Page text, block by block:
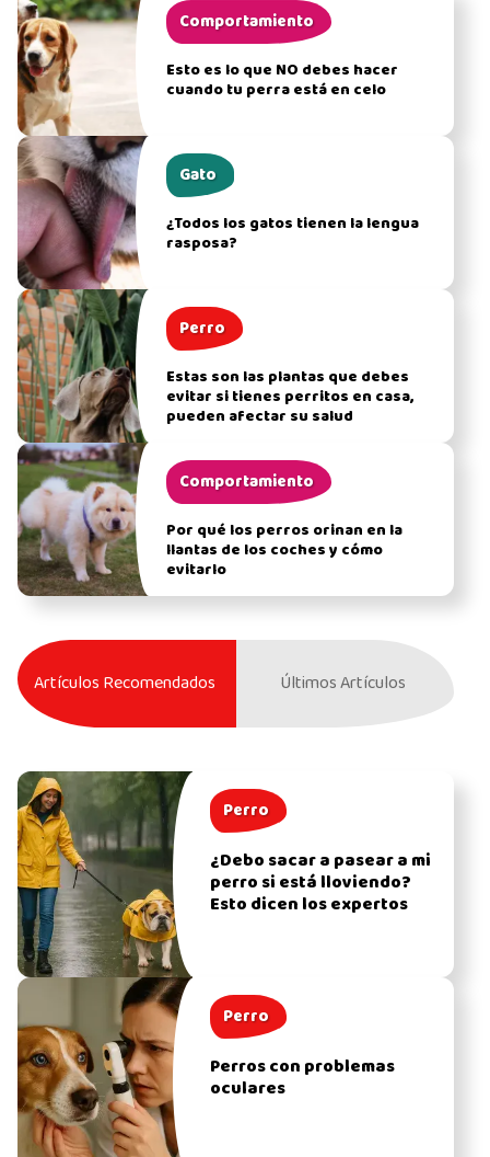
Comportamiento
Esto es lo que NO debes hacer
cuando tu perra está en celo
Gato
¿Todos los gatos tienen la lengua
rasposa?
Perro
Estas son las plantas que debes
evitar si tienes perritos en casa,
pueden afectar su salud
Comportamiento
Por qué los perros orinan en la
llantas de los coches y cómo
evitarlo
Artículos Recomendados Últimos Artículos
Perro
¿Debo sacar a pasear a mi
perro si está lloviendo?
Esto dicen los expertos
Perro
Perros con problemas
oculares